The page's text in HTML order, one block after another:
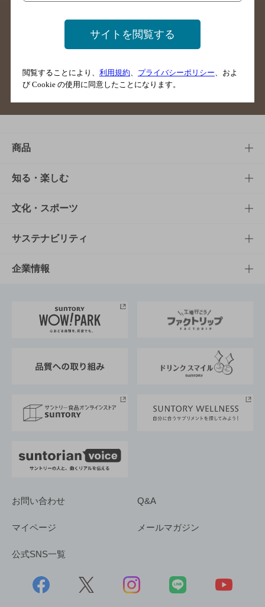
店舗登録方法のご案内
店舗情報更新方法のご案内
掲載店舗様ログイン
ご意見・ご感想
商品
商品TOP
商品一覧
商品発売情報
栄養成分一覧
知る・楽しむ
知る・楽しむTOP
キャンペーン
工場見学
地域情報
文化・スポーツ
文化・スポーツTOP
サントリーホール
サントリーサンバーズ大阪
サステナビリティ
サステナビリティTOP
サントリーが考えるサステナビリティ経営
企業情報
企業概要
採用情報
お問い合わせ Q&A
マイページ メールマガジン
公式SNS一覧
サイトを閲覧する
閲覧することにより、 利用規約 プライバシーポリシー 、およ
び Cookie の使用に同意したことになります。